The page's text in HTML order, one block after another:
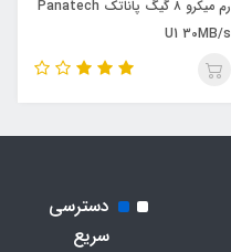
رم میکرو ۸ گیگ پاناتک Panatech
U1 30MB/s
دسترسی
سریع